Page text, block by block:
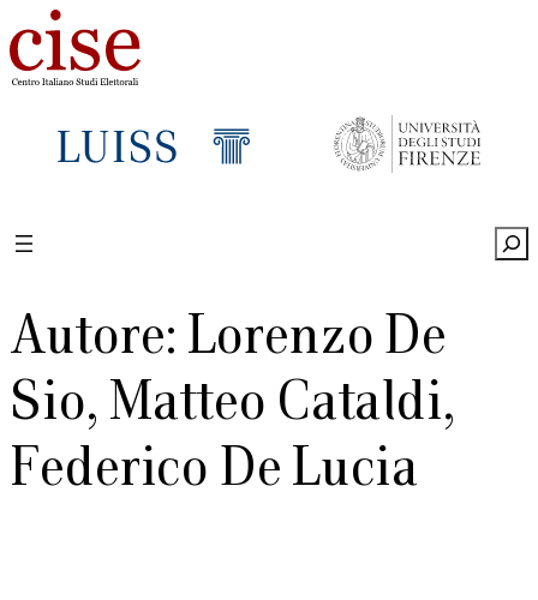
Vai
al
Autore: Lorenzo De
Sio, Matteo Cataldi,
Federico De Lucia